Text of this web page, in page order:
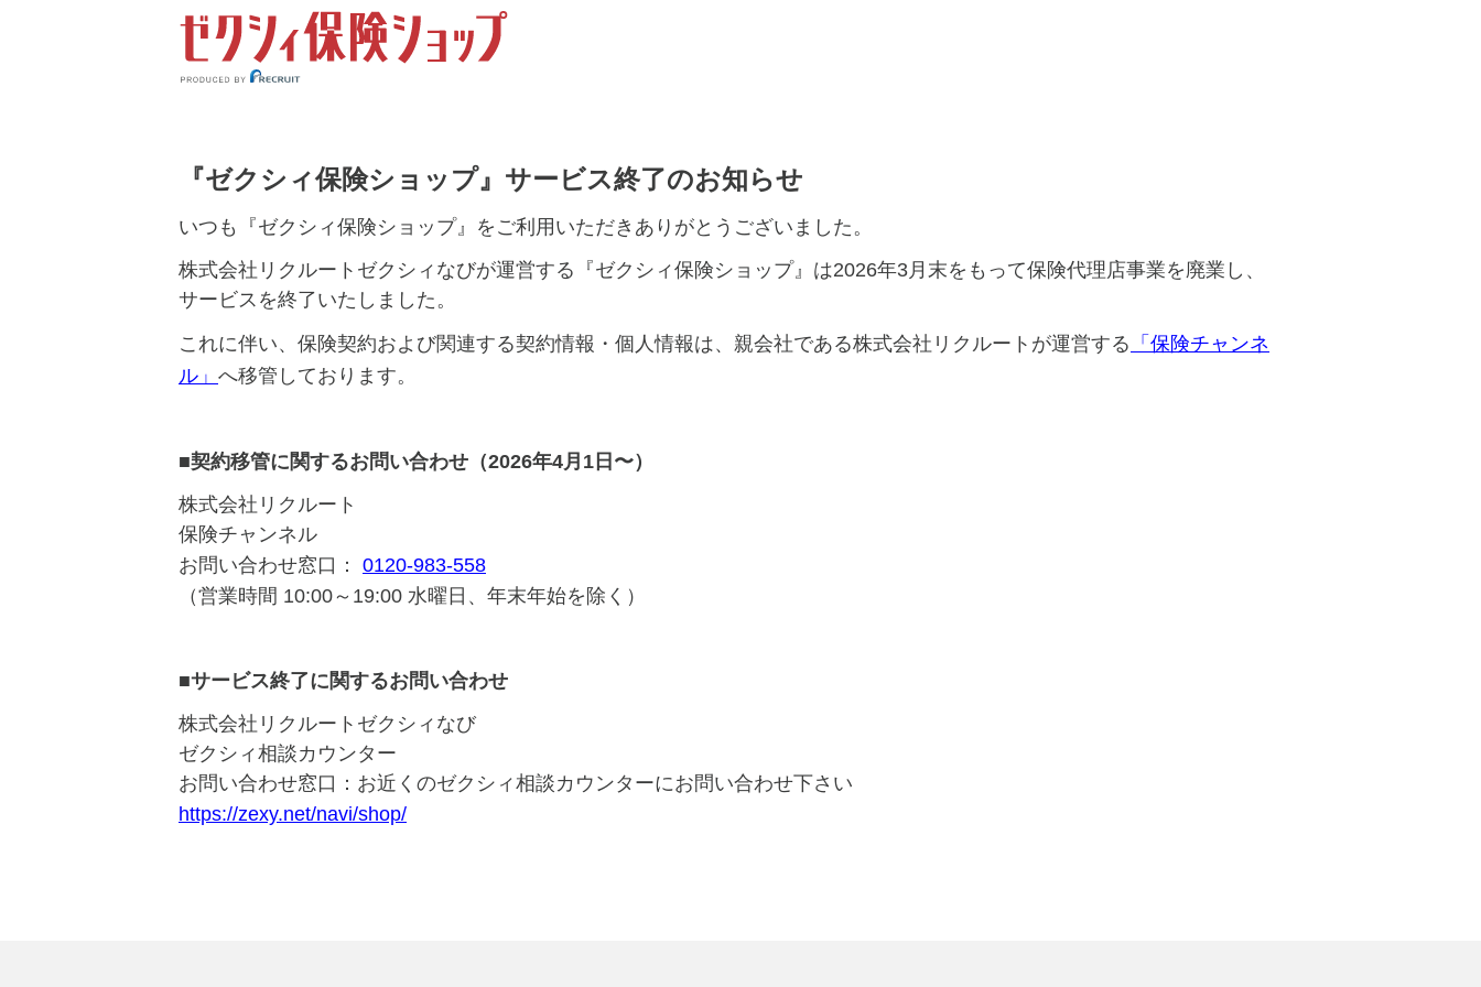
『ゼクシィ保険ショップ』サービス終了のお知らせ
いつも『ゼクシィ保険ショップ』をご利用いただきありがとうございました。
株式会社リクルートゼクシィなびが運営する『ゼクシィ保険ショップ』は2026年3月末をもって保険代理店事業を廃業し、
サービスを終了いたしました。
これに伴い、保険契約および関連する契約情報・個人情報は、親会社である株式会社リクルートが運営する 「保険チャンネ
ル」 へ移管しております。
■契約移管に関するお問い合わせ（2026年4月1日〜）
株式会社リクルート
保険チャンネル
お問い合わせ窓口： 0120-983-558
（営業時間 10:00～19:00 水曜日、年末年始を除く）
■サービス終了に関するお問い合わせ
株式会社リクルートゼクシィなび
ゼクシィ相談カウンター
お問い合わせ窓口：お近くのゼクシィ相談カウンターにお問い合わせ下さい
https://zexy.net/navi/shop/